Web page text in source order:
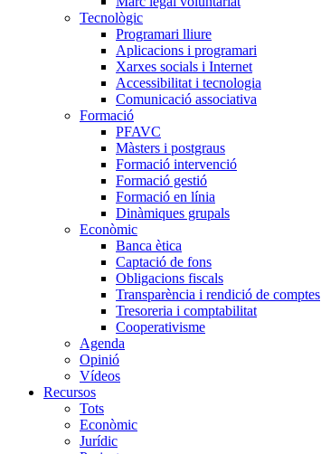
Tecnològic
Programari lliure
Aplicacions i programari
Xarxes socials i Internet
Accessibilitat i tecnologia
Comunicació associativa
Formació
PFAVC
Màsters i postgraus
Formació intervenció
Formació gestió
Formació en línia
Dinàmiques grupals
Econòmic
Banca ètica
Captació de fons
Obligacions fiscals
Transparència i rendició de comptes
Tresoreria i comptabilitat
Cooperativisme
Agenda
Opinió
Vídeos
Recursos
Tots
Econòmic
Jurídic